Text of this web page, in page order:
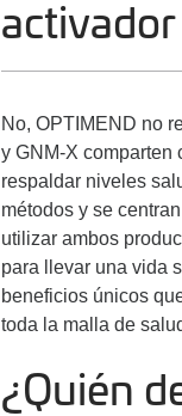
No, OPTIMEND no
y GNM-X comparten
respaldar niveles
métodos y se
utilizar ambos
para llevar una vida
beneficios únicos
toda la malla de
¿Quién